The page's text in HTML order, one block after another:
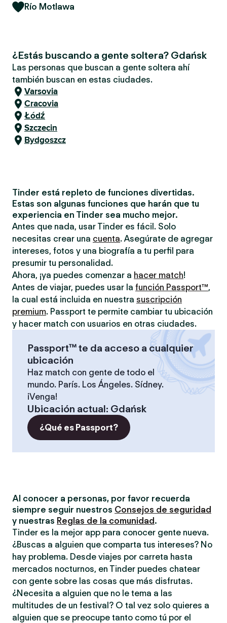
Río Motlawa
¿Estás buscando a gente soltera? Gdańsk
Las personas que buscan a gente soltera ahí
también buscan en estas ciudades.
Varsovia
Cracovia
Łódź
Szczecin
Bydgoszcz
Tinder está repleto de funciones divertidas.
Estas son algunas funciones que harán que tu
experiencia en Tinder sea mucho mejor.
Antes que nada, usar Tinder es fácil. Solo
necesitas crear una cuenta. Asegúrate de agregar
intereses, fotos y una biografía a tu perfil para
presumir tu personalidad.
Ahora, ¡ya puedes comenzar a hacer match!
Antes de viajar, puedes usar la función Passport™,
la cual está incluida en nuestra suscripción
premium. Passport te permite cambiar tu ubicación
y hacer match con usuarios en otras ciudades.
Passport™ te da acceso a cualquier
ubicación
Haz match con gente de todo el
mundo. París. Los Ángeles. Sídney.
¡Venga!
Ubicación actual: Gdańsk
¿Qué es Passport?
Al conocer a personas, por favor recuerda
siempre seguir nuestros Consejos de seguridad
y nuestras Reglas de la comunidad .
Tinder es la mejor app para conocer gente nueva.
¿Buscas a alguien que comparta tus intereses? No
hay problema. Desde viajes por carreta hasta
mercados nocturnos, en Tinder puedes chatear
con gente sobre las cosas que más disfrutas.
¿Necesita a alguien que no le tema a las
multitudes de un festival? O tal vez solo quieres a
alguien que se preocupe tanto como tú por el